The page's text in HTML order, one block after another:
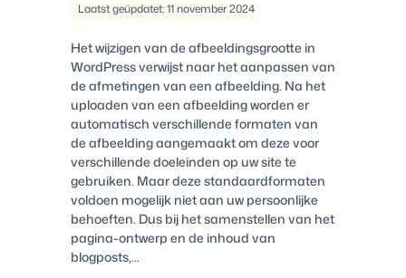
Laatst geüpdatet: 11 november 2024
Het wijzigen van de afbeeldingsgrootte in
WordPress verwijst naar het aanpassen van
de afmetingen van een afbeelding. Na het
uploaden van een afbeelding worden er
automatisch verschillende formaten van
de afbeelding aangemaakt om deze voor
verschillende doeleinden op uw site te
gebruiken. Maar deze standaardformaten
voldoen mogelijk niet aan uw persoonlijke
behoeften. Dus bij het samenstellen van het
pagina-ontwerp en de inhoud van
blogposts,...